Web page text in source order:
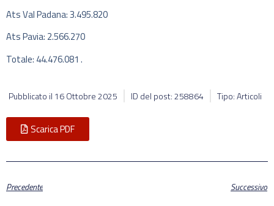
Ats Val Padana:3.495.820
Ats Pavia: 2.566.270
Totale: 44.476.081 .
Pubblicato il 16 Ottobre 2025 ID del post: 258864 Tipo: Articoli
Scarica PDF
Precedente Successivo